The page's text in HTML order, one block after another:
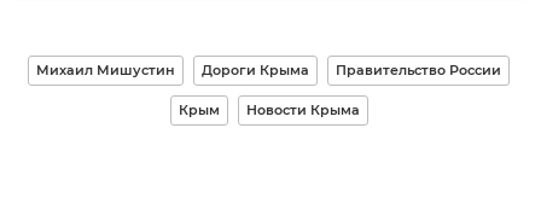
Михаил Мишустин Дороги Крыма Правительство России
Крым Новости Крыма